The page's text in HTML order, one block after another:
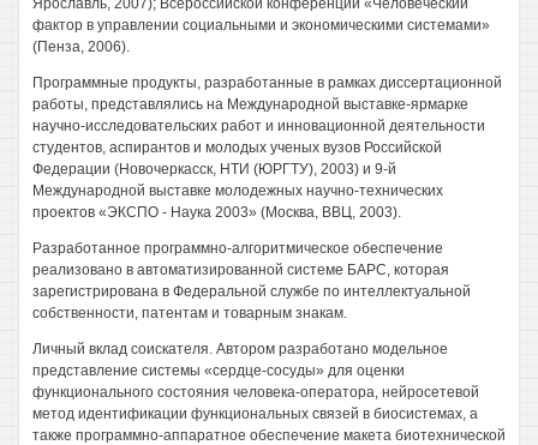
Ярославль, 2007); Всероссийской конференции «Человеческий
фактор в управлении социальными и экономическими системами»
(Пенза, 2006).
Программные продукты, разработанные в рамках диссертационной
работы, представлялись на Международной выставке-ярмарке
научно-исследовательских работ и инновационной деятельности
студентов, аспирантов и молодых ученых вузов Российской
Федерации (Новочеркасск, НТИ (ЮРГТУ), 2003) и 9-й
Международной выставке молодежных научно-технических
проектов «ЭКСПО - Наука 2003» (Москва, ВВЦ, 2003).
Разработанное программно-алгоритмическое обеспечение
реализовано в автоматизированной системе БАРС, которая
зарегистрирована в Федеральной службе по интеллектуальной
собственности, патентам и товарным знакам.
Личный вклад соискателя. Автором разработано модельное
представление системы «сердце-сосуды» для оценки
функционального состояния человека-оператора, нейросетевой
метод идентификации функциональных связей в биосистемах, а
также программно-аппаратное обеспечение макета биотехнической